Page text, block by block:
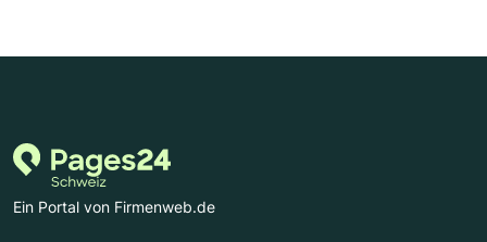
Ein Portal von Firmenweb.de